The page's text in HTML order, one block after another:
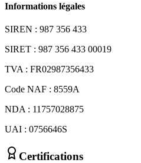
Informations légales
SIREN : 987 356 433
SIRET : 987 356 433 00019
TVA : FR02987356433
Code NAF : 8559A
NDA : 11757028875
UAI : 0756646S
Certifications